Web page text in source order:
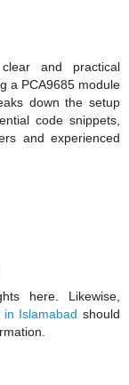
and practical
a PCA9685 module
down the setup
code snippets,
and experienced
here. Likewise,
Islamabad should